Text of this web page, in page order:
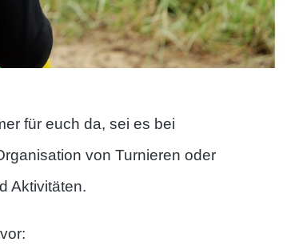
für euch da, sei es bei
von Turnieren oder
Aktivitäten.